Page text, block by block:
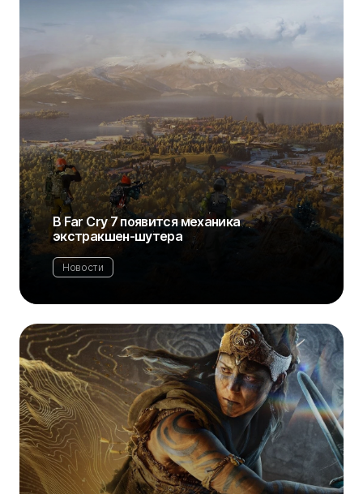
В Far Cry 7 появится механика
экстракшен-шутера
Новости